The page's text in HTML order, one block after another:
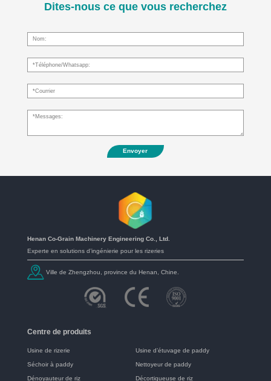
Dites-nous ce que vous recherchez
Envoyer
Henan Co-Grain Machinery Engineering Co., Ltd.
Experte en solutions d’ingénierie pour les rizeries
Ville de Zhengzhou, province du Henan, Chine.
Centre de produits
Usine de rizerie Usine d’étuvage de paddy
Séchoir à paddy Nettoyeur de paddy
Dénoyauteur de riz Décortiqueuse de riz